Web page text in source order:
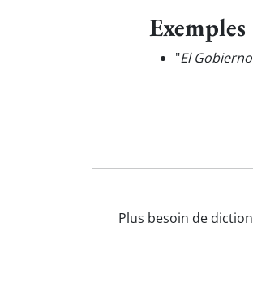
Exemples
"El
Plus besoin de